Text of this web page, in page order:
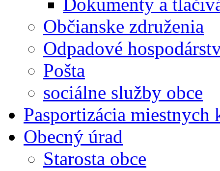
Dokumenty a
Občianske združenia
Odpadové
Pošta
sociálne služby obce
Pasportizácia
Obecný úrad
Starosta obce